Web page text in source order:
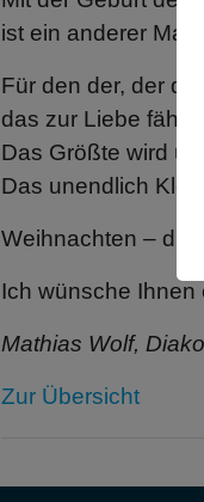
ist ein anderer
Für den der, der
das zur Liebe
Das Größte wird
Das unendlich
Weihnachten – die
Ich wünsche
Mathias Wolf,
Zur Übersicht